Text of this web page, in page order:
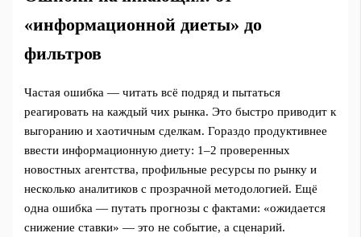
«информационной диеты» до
фильтров
Частая ошибка — читать всё подряд и пытаться
реагировать на каждый чих рынка. Это быстро приводит к
выгоранию и хаотичным сделкам. Гораздо продуктивнее
ввести информационную диету: 1–2 проверенных
новостных агентства, профильные ресурсы по рынку и
несколько аналитиков с прозрачной методологией. Ещё
одна ошибка — путать прогнозы с фактами: «ожидается
снижение ставки» — это не событие, а сценарий.